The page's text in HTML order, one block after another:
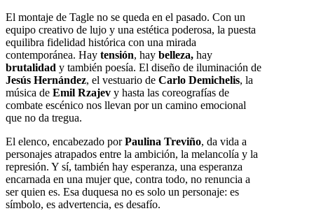
El montaje de Tagle no se queda en el pasado. Con un
equipo creativo de lujo y una estética poderosa, la puesta
equilibra fidelidad histórica con una mirada
contemporánea. Hay tensión, hay belleza, hay
brutalidad y también poesía. El diseño de iluminación de
Jesús Hernández, el vestuario de Carlo Demichelis, la
música de Emil Rzajev y hasta las coreografías de
combate escénico nos llevan por un camino emocional
que no da tregua.
El elenco, encabezado porPaulina Treviño, da vida a
personajes atrapados entre la ambición, la melancolía y la
represión. Y sí, también hay esperanza, una esperanza
encarnada en una mujer que, contra todo, no renuncia a
ser quien es. Esa duquesa no es solo un personaje: es
símbolo, es advertencia, es desafío.